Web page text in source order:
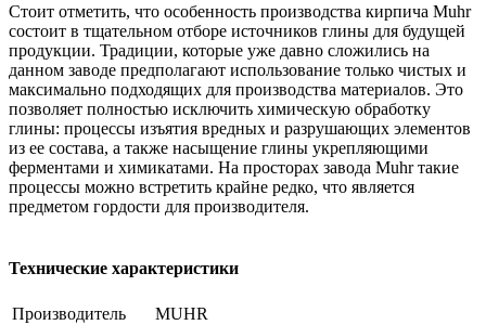
Стоит отметить, что особенность производства кирпича Muhr
состоит в тщательном отборе источников глины для будущей
продукции. Традиции, которые уже давно сложились на
данном заводе предполагают использование только чистых и
максимально подходящих для производства материалов. Это
позволяет полностью исключить химическую обработку
глины: процессы изъятия вредных и разрушающих элементов
из ее состава, а также насыщение глины укрепляющими
ферментами и химикатами. На просторах завода Muhr такие
процессы можно встретить крайне редко, что является
предметом гордости для производителя.
Технические характеристики
Производитель
MUHR